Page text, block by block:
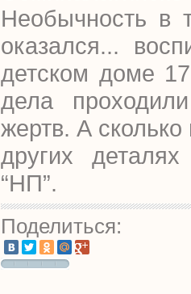
Необычность в
оказался...
детском доме
дела
жертв. А
других
“НП”.
Поделиться: